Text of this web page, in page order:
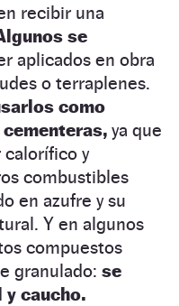
recibir una
se
aplicados en obra
o terraplenes.
como
ya que
calorífico y
combustibles
en azufre y su
Y en algunos
compuestos
granulado: se
caucho.